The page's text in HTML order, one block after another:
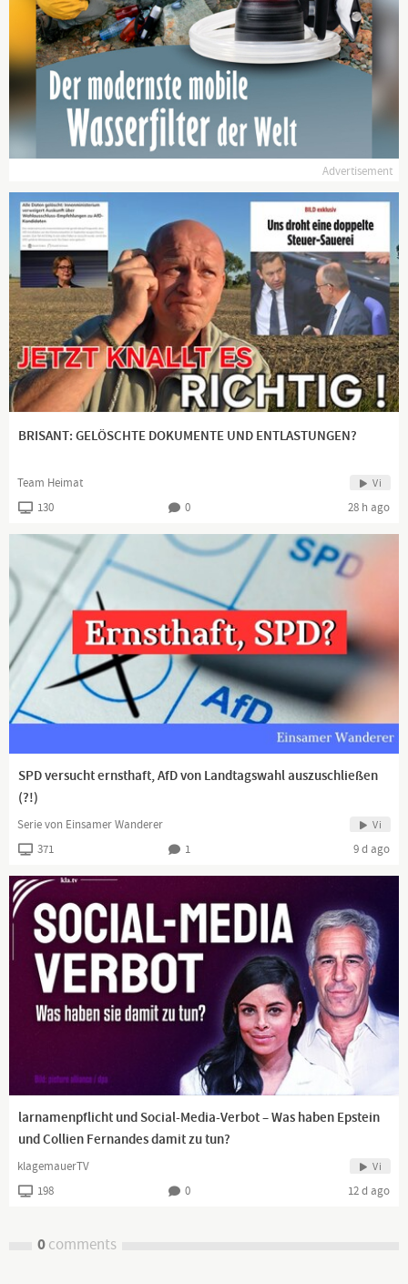
Advertisement
BRISANT: GELÖSCHTE DOKUMENTE UND ENTLASTUNGEN?
Team Heimat Vi
130 0 28 h ago
SPD versucht ernsthaft, AfD von Landtagswahl auszuschließen
(?!)
Serie von Einsamer Wanderer Vi
371 1 9 d ago
larnamenpflicht und Social-Media-Verbot – Was haben Epstein
und Collien Fernandes damit zu tun?
klagemauerTV Vi
198 0 12 d ago
0comments